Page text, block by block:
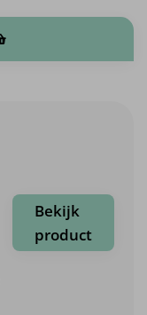
Bekijk
product